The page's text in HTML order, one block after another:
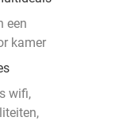
een
kamer
wifi,